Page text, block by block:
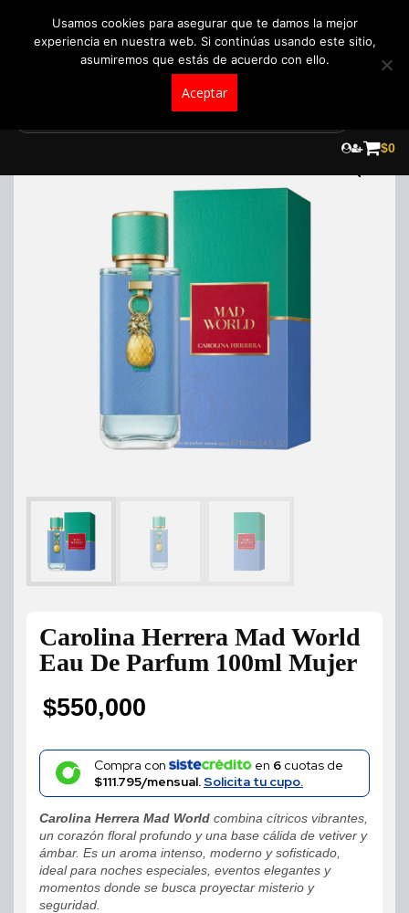
$0
Carolina Herrera Mad World
Eau De Parfum 100ml Mujer
$550,000
Compra con en 6cuotas de
$111.795/mensual.Solicita tu cupo.
Carolina Herrera Mad World combina cítricos vibrantes,
un corazón floral profundo y una base cálida de vetiver y
ámbar. Es un aroma intenso, moderno y sofisticado,
ideal para noches especiales, eventos elegantes y
momentos donde se busca proyectar misterio y
seguridad.
Usamos cookies para asegurar que te damos la mejor
experiencia en nuestra web. Si continúas usando este sitio,
asumiremos que estás de acuerdo con ello.
Aceptar